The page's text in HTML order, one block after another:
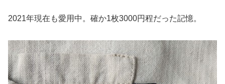
2021年現在も愛用中。確か1枚3000円程だった記憶。